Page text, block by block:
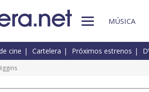
MÚSICA
cine Cartelera Próximos estrenos